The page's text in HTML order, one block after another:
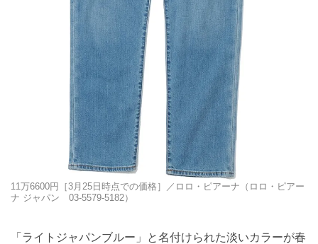
11万6600円［3月25日時点での価格］／ロロ・ピアーナ（ロロ・ピアー
ナ ジャパン 03-5579-5182）
「ライトジャパンブルー」と名付けられた淡いカラーが春